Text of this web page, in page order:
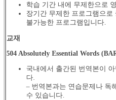
학습 기간 내에 무제한으로
장기간 무제한 프로그램으
불가능한 프로그램입니다.
교재
504 Absolutely Essential Words
국내에서 출간된 번역본이
다.
– 번역본과는 연습문제나 독
수 있습니다.